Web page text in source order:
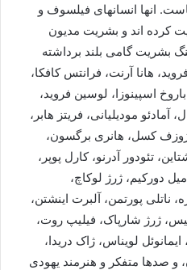
انها انسانهای فیلسوف و
کرده اند و بشریت مدیون
بشریت گامی بلند برداشته
هانا آرنت، فرانتس کافکا،
اسپینوزا، لوسین فروید،
مودیلیانی، فریتز هابر،
ژوزف کسل، هانری برگسون،
تئودور آدرنو، کارل پوپر،
دورکیم، ژرژ لوکاچ،
پورتمن، آلبرت اینشتن،
ژرژ شارپاک، فیلیپ روت،
لویناس، ژاک دریدا،
و صدها متفکر و هنرمند یهودی